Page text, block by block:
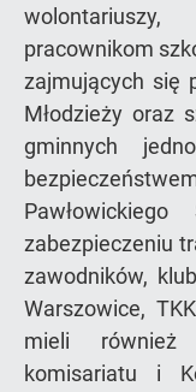
pracownikom
zajmujących się
Młodzieży oraz
gminnych
Pawłowickiego
zabezpieczeniu
zawodników,
Warszowice,
mieli również
komisariatu i